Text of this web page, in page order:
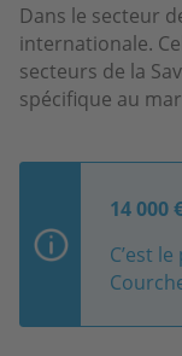
Dans le secteur
internationale.
secteurs de la
spécifique au
14 000
C’est